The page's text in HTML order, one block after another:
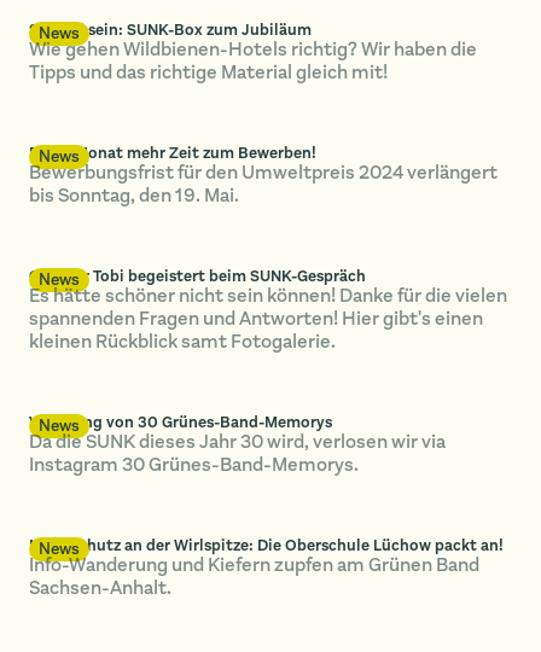
News
Schnell sein: SUNK-Box zum Jubiläum
Wie gehen Wildbienen-Hotels richtig? Wir haben die
Tipps und das richtige Material gleich mit!
News
Einen Monat mehr Zeit zum Bewerben!
Bewerbungsfrist für den Umweltpreis 2024 verlängert
bis Sonntag, den 19. Mai.
News
Checker Tobi begeistert beim SUNK-Gespräch
Es hätte schöner nicht sein können! Danke für die vielen
spannenden Fragen und Antworten! Hier gibt's einen
kleinen Rückblick samt Fotogalerie.
News
Verlosung von 30 Grünes-Band-Memorys
Da die SUNK dieses Jahr 30 wird, verlosen wir via
Instagram 30 Grünes-Band-Memorys.
News
Naturschutz an der Wirlspitze: Die Oberschule Lüchow packt an!
Info-Wanderung und Kiefern zupfen am Grünen Band
Sachsen-Anhalt.